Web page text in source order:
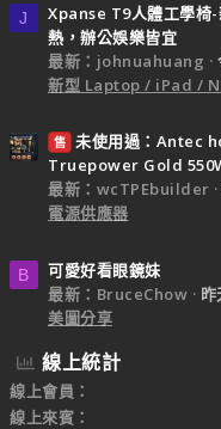
J
Xpanse T9人體工學椅
熱，辦公娛樂皆宜
最新：johnuahuang
新型 Laptop / iPad /
售 未使用過：Antec
Truepower Gold
最新：wcTPEbuilder
電源供應器
B
可愛好看眼鏡妹
最新：BruceChow
美圖分享
線上統計
線上會員
線上來賓